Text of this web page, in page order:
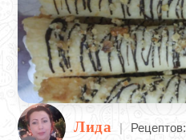
Лида | Рецептов: